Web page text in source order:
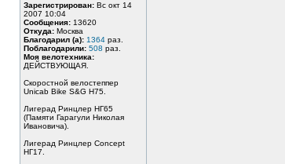
Зарегистрирован: Вс окт 14
2007 10:04
Сообщения: 13620
Откуда: Москва
Благодарил (а): 1364 раз.
Поблагодарили: 508 раз.
Моя велотехника:
ДЕЙСТВУЮЩАЯ.
Скоростной велостеппер
Unicab Bike S&G Н75.
Лигерад Ринцлер НГ65
(Памяти Гарагули Николая
Ивановича).
Лигерад Ринцлер Concept
НГ17.